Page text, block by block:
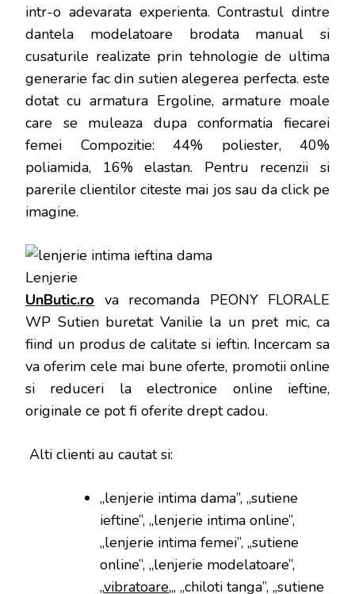
intr-o adevarata experienta. Contrastul dintre
dantela modelatoare brodata manual si
cusaturile realizate prin tehnologie de ultima
generarie fac din sutien alegerea perfecta. este
dotat cu armatura Ergoline, armature moale
care se muleaza dupa conformatia fiecarei
femei Compozitie: 44% poliester, 40%
poliamida, 16% elastan. Pentru recenzii si
parerile clientilor citeste mai jos sau da click pe
imagine.
UnButic.ro va recomanda PEONY FLORALE
WP Sutien buretat Vanilie la un pret mic, ca
fiind un produs de calitate si ieftin. Incercam sa
va oferim cele mai bune oferte, promotii online
si reduceri la electronice online ieftine,
originale ce pot fi oferite drept cadou.
Alti clienti au cautat si:
„lenjerie intima dama”, „sutiene
ieftine”, „lenjerie intima online”,
„lenjerie intima femei”, „sutiene
online”, „lenjerie modelatoare”,
„vibratoare„, „chiloti tanga”, „sutiene